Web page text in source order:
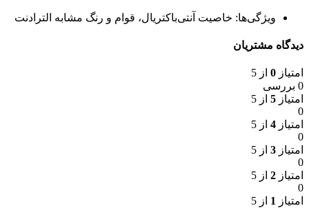
ویژگی‌ها: خاصیت آنتی‌باکتریال، قوام و رنگ مشابه الترادنت
دیدگاه مشتریان
امتیاز 0 از 5
0 بررسی
امتیاز 5 از 5
0
امتیاز 4 از 5
0
امتیاز 3 از 5
0
امتیاز 2 از 5
0
امتیاز 1 از 5